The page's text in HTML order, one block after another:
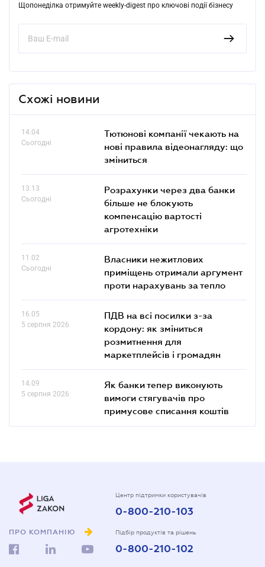
Щопонеділка отримуйте weekly-digest про ключові події бізнесу
Схожі новини
14.04
Сьогодні
Тютюнові компанії чекають на
нові правила відеонагляду: що
зміниться
13.13
Сьогодні
Розрахунки через два банки
більше не блокують
компенсацію вартості
агротехніки
11.02
Сьогодні
Власники нежитлових
приміщень отримали аргумент
проти нарахувань за тепло
16.05
5 серпня 2026
ПДВ на всі посилки з-за
кордону: як зміниться
розмитнення для
маркетплейсів і громадян
14.09
5 серпня 2026
Як банки тепер виконують
вимоги стягувачів про
примусове списання коштів
ПРО КОМПАНІЮ
Центр підтримки користувачів
0-800-210-103
Підбір продуктів та рішень
0-800-210-102